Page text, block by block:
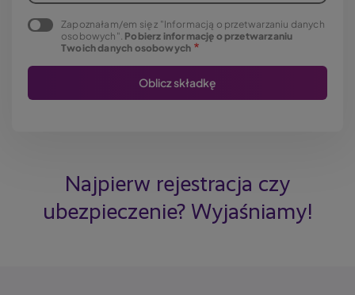
Zapoznałam/em się z "Informacją o przetwarzaniu danych
osobowych". Pobierz informację o przetwarzaniu
Twoich danych osobowych
Najpierw rejestracja czy
ubezpieczenie? Wyjaśniamy!